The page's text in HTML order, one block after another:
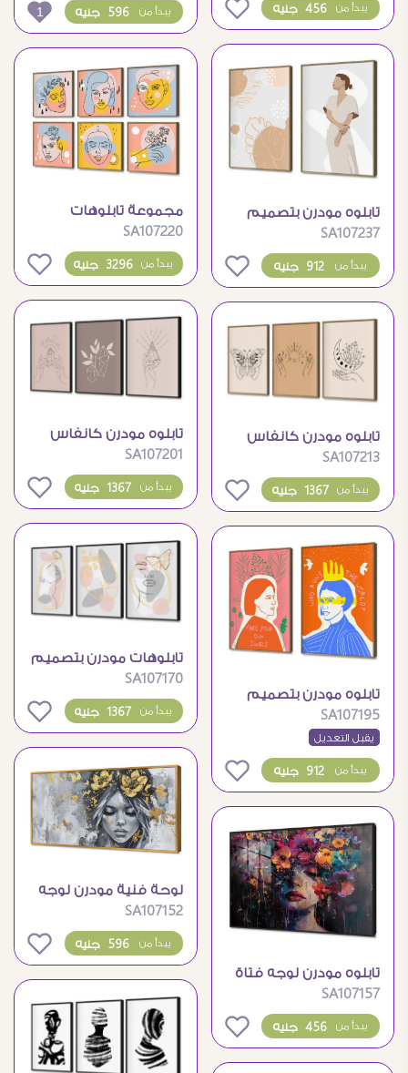
456 جنيه يبدأ من 596 جنيه يبدأ من 1
تابلوه مودرن بتصميم
فني هادئ وانيق
SA107237
912 جنيه يبدأ من
مجموعة تابلوهات
مودرن بتصاميم وجوه
فنية
SA107220
3296 جنيه يبدأ من 0
تابلوه مودرن كانفاس
بتصميم هندسي هادئ
SA107213
1367 جنيه يبدأ من 0
تابلوه مودرن كانفاس
بتصاميم هندسية
رقيقة
SA107201
1367 جنيه يبدأ من
تابلوه مودرن بتصميم
فني معاصر ومميز
SA107195
يقبل التعديل
912 جنيه يبدأ من 0
تابلوهات مودرن بتصميم
وجوه وفراشات رقيقة
SA107170
1367 جنيه يبدأ من 0
تابلوه مودرن لوجه فتاة
مزين بالزهور الملونة
SA107157
456 جنيه يبدأ من
لوحة فنية مودرن لوجه
فتاة بزهور ذهبية
SA107152
596 جنيه يبدأ من